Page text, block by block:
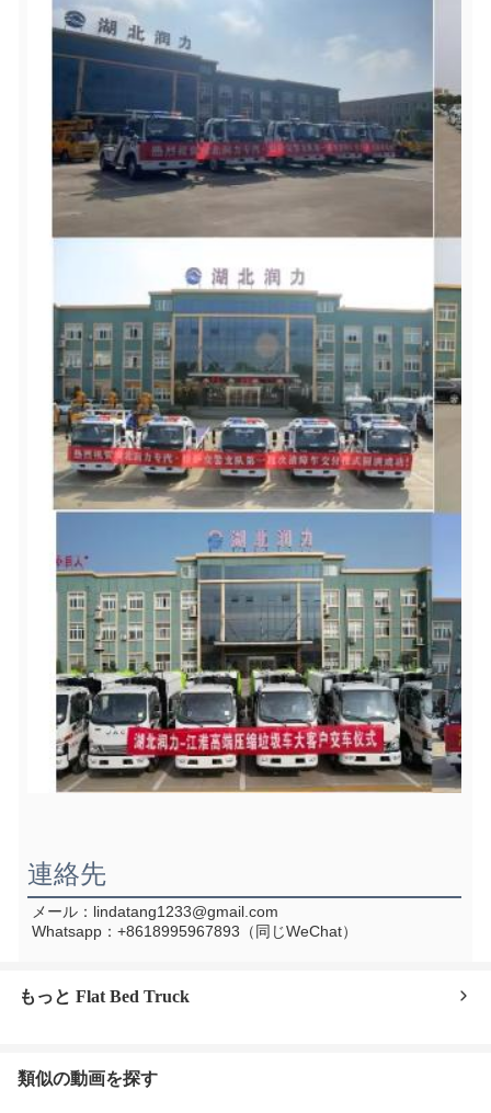
連絡先
メール：lindatang1233@gmail.com
Whatsapp：+8618995967893（同じWeChat）
もっと Flat Bed Truck
類似の動画を探す